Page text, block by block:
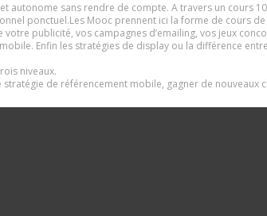
sans rendre de compte. A travers un cours
ponctuel.Les Mooc prennent ici la forme de cours
publicité, vos campagnes d’emailing, vos jeux
Enfin les stratégies de display ou la différence
niveaux.
de référencement mobile, gagner de nouveaux